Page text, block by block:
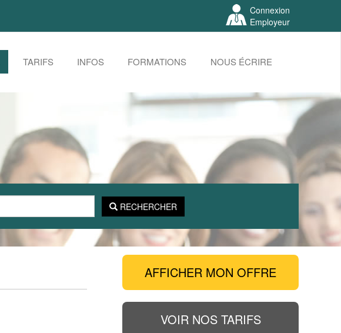
Connexion
Employeur
TARIFS INFOS FORMATIONS NOUS ÉCRIRE
RECHERCHER
AFFICHER MON OFFRE
VOIR NOS TARIFS